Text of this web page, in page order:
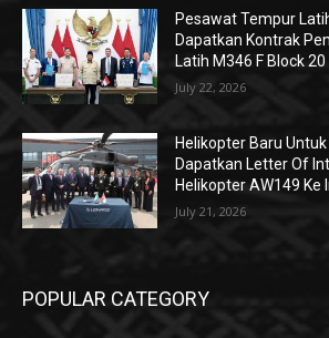
Pesawat Tempur
Dapatkan Kontrak
Latih M346 F Block
July 22, 2026
Helikopter Baru
Dapatkan Letter Of
Helikopter AW149 Ke
July 21, 2026
POPULAR CATEGORY